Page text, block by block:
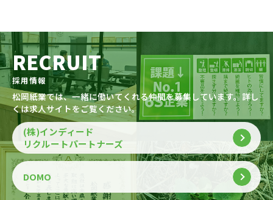
RECRUIT
採用情報
松岡紙業では、一緒に働いてくれる仲間を募集しています。詳し
くは求人サイトをご覧ください。
(株)インディード
リクルートパートナーズ
DOMO